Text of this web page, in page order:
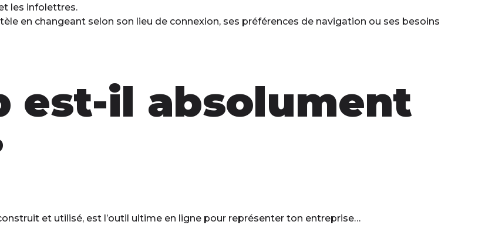
les infolettres.
en changeant selon son lieu de connexion, ses préférences de navigation ou ses besoins
est-il absolument
et utilisé, est l’outil ultime en ligne pour représenter ton entreprise…